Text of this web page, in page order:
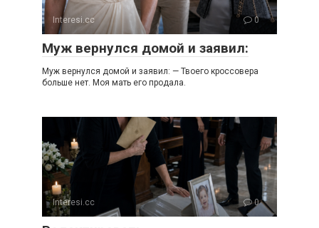
Interesi.cc 0
Муж вернулся домой и заявил:
Муж вернулся домой и заявил: — Твоего кроссовера
больше нет. Моя мать его продала.
Interesi.cc 0